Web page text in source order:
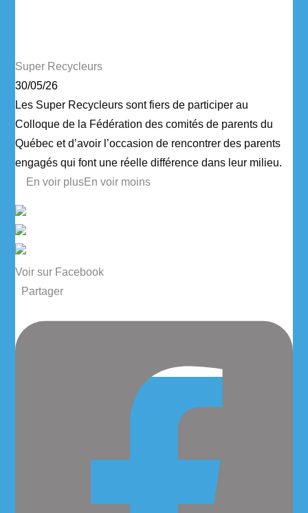
Super Recycleurs
30/05/26
Les Super Recycleurs sont fiers de participer au
Colloque de la Fédération des comités de parents du
Québec et d’avoir l’occasion de rencontrer des parents
engagés qui font une réelle différence dans leur milieu.
En voir plusEn voir moins
Voir sur Facebook
Partager